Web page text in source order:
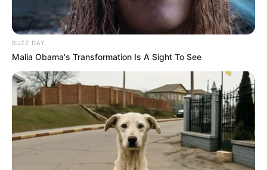
BUZZ DAY
Malia Obama's Transformation Is A Sight To See